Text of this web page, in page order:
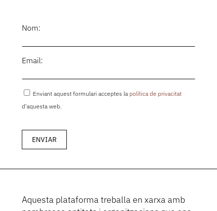
Nom:
Email:
Enviant aquest formulari acceptes la política de privacitat
d'aquesta web.
Aquesta plataforma treballa en xarxa amb